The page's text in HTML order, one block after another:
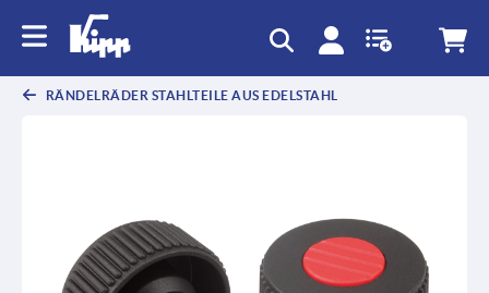
RÄNDELRÄDER STAHLTEILE AUS EDELSTAHL